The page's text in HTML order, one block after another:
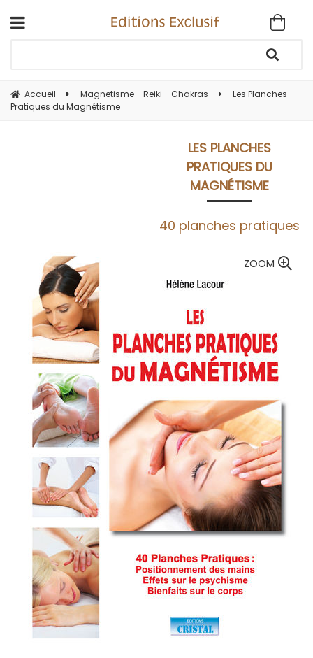
Accueil Magnetisme - Reiki - Chakras
Les Planches
Pratiques du Magnétisme
LES PLANCHES
PRATIQUES DU
MAGNÉTISME
40 planches pratiques
ZOOM